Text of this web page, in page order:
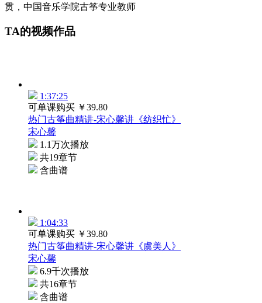
贯，中国音乐学院古筝专业教师
TA的视频作品
1:37:25
可单课购买 ￥39.80
热门古筝曲精讲-宋心馨讲《纺织忙》
宋心馨
1.1万次播放
共19章节
含曲谱
1:04:33
可单课购买 ￥39.80
热门古筝曲精讲-宋心馨讲《虞美人》
宋心馨
6.9千次播放
共16章节
含曲谱